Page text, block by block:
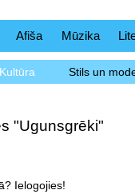
Afiša Mūzika
Kultūra Stils un
"Ugunsgrēki"
Ielogojies!